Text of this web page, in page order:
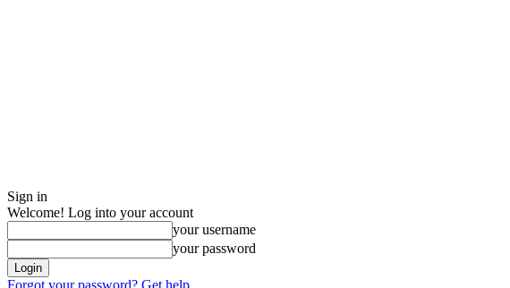
Sign in
Welcome! Log into your account
your username
your password
Forgot your password? Get help